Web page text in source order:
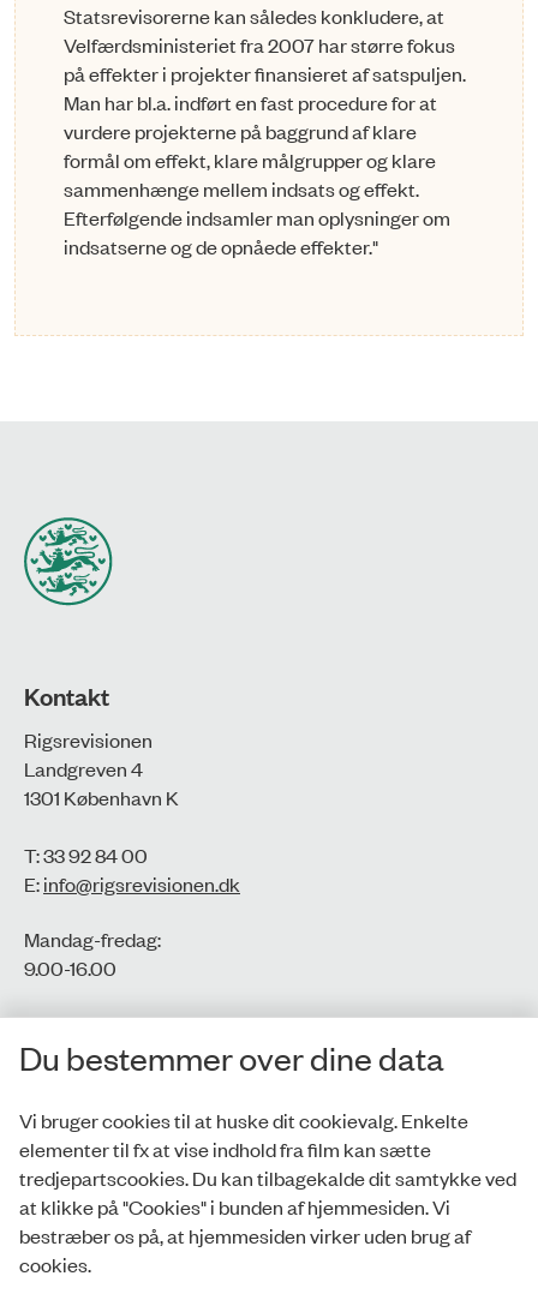
Statsrevisorerne kan således konkludere, at
Velfærdsministeriet fra 2007 har større fokus
på effekter i projekter finansieret af satspuljen.
Man har bl.a. indført en fast procedure for at
vurdere projekterne på baggrund af klare
formål om effekt, klare målgrupper og klare
sammenhænge mellem indsats og effekt.
Efterfølgende indsamler man oplysninger om
indsatserne og de opnåede effekter."
Kontakt
Rigsrevisionen
Landgreven 4
1301 København K
T: 33 92 84 00
E:info@rigsrevisionen.dk
Mandag-fredag:
9.00-16.00​
CVR-nr.: 77806113
EAN-nr.: 5798000016002
Privatlivspolitik
Whistleblowerordning
Tilgængelighedserklæring
Du bestemmer over dine data
Vi bruger cookies til at huske dit cookievalg. Enkelte
elementer til fx at vise indhold fra film kan sætte
tredjepartscookies. Du kan tilbagekalde dit samtykke ved
at klikke på "Cookies" i bunden af hjemmesiden. Vi
bestræber os på, at hjemmesiden virker uden brug af
cookies.